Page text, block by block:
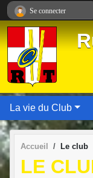
La vie du Club
Accueil Le club
LE
Se connecter
Panneau de gestion